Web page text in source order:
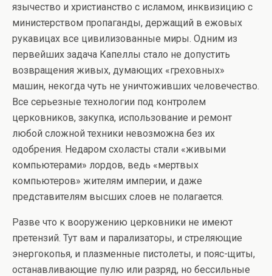
язычество и христианство с исламом, инквизицию с
министерством пропаганды, держащий в ежовых
рукавицах все цивилизованные миры. Одним из
первейших задача Капеллы стало не допустить
возвращения живых, думающих «греховных»
машин, некогда чуть не уничтоживших человечество.
Все серьезные технологии под контролем
церковников, закупка, использование и ремонт
любой сложной техники невозможна без их
одобрения. Недаром схоласты стали «живыми
компьютерами» лордов, ведь «мертвых
компьютеров» жителям империи, и даже
представителям высших слоев не полагается.
Разве что к вооружению церковники не имеют
претензий. Тут вам и парализаторы, и стреляющие
энергокопья, и плазменные пистолеты, и пояс-щиты,
останавливающие пулю или разряд, но бессильные